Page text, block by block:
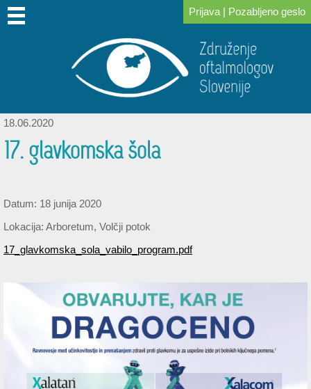
DOMOV
O
PRIDRUŽITE
ZA
KONGRESI
ZA
POVEZAVE
NOVICE
IZOBRAŽEVANJE
SKLAD
Prijava | Pozabljeno geslo
18.06.2020
17. glavkomska šola
Datum: 18 junija 2020
Lokacija: Arboretum, Volčji potok
17_glavkomska_sola_vabilo_program.pdf